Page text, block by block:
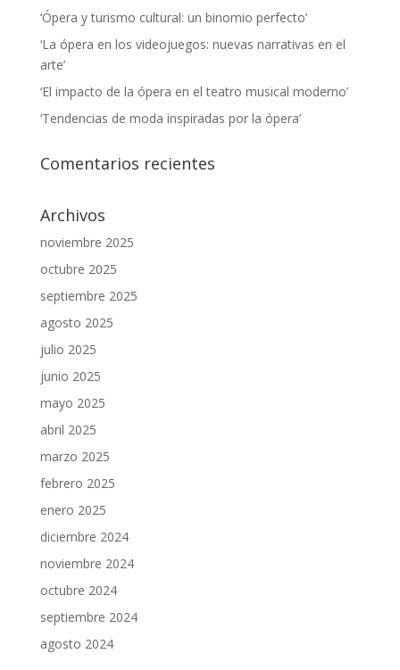
‘Ópera y turismo cultural: un binomio perfecto’
‘La ópera en los videojuegos: nuevas narrativas en el
arte’
‘El impacto de la ópera en el teatro musical moderno’
‘Tendencias de moda inspiradas por la ópera’
Comentarios recientes
Archivos
noviembre 2025
octubre 2025
septiembre 2025
agosto 2025
julio 2025
junio 2025
mayo 2025
abril 2025
marzo 2025
febrero 2025
enero 2025
diciembre 2024
noviembre 2024
octubre 2024
septiembre 2024
agosto 2024